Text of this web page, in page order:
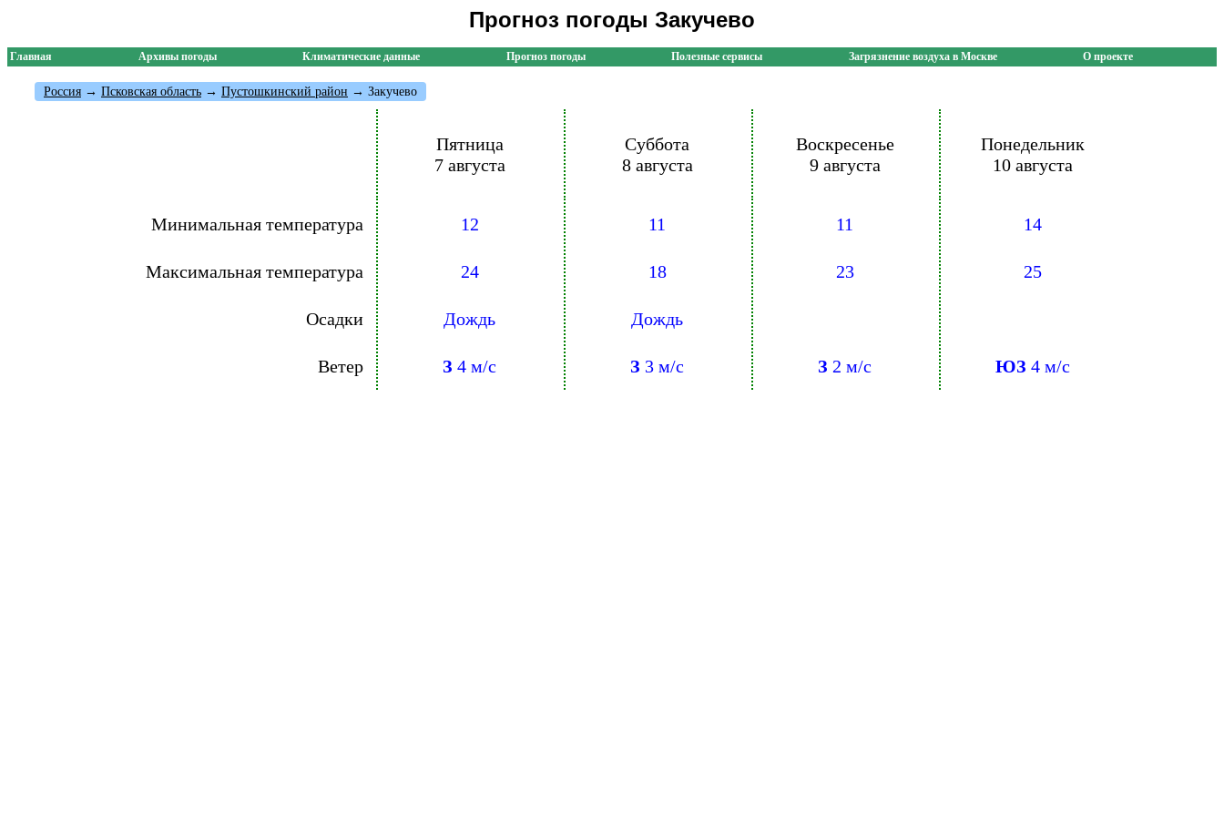
Прогноз погоды Закучево
Главная Архивы погоды Климатические данные Прогноз погоды Полезные сервисы Загрязнение воздуха в Москве О проекте
Россия → Псковская область → Пустошкинский район → Закучево
Пятница
7 августа
Суббота
8 августа
Воскресенье
9 августа
Понедельник
10 августа
Минимальная температура 12 11 11 14
Максимальная температура 24 18 23 25
Осадки Дождь Дождь
Ветер З 4 м/с З 3 м/с З 2 м/с ЮЗ 4 м/с